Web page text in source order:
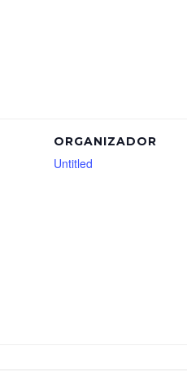
ORGANIZADOR
Untitled